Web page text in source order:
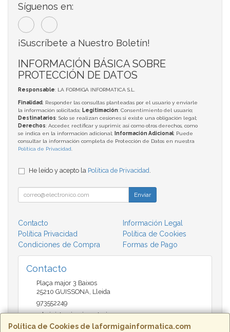
Política de Cookies de laformigainformatica.com
Síguenos en:
¡Suscríbete a Nuestro Boletín!
INFORMACIÓN BÁSICA SOBRE
PROTECCIÓN DE DATOS
Responsable: LA FORMIGA INFORMATICA S.L.
Finalidad: Responder las consultas planteadas por el usuario y enviarle
la información solicitada; Legitimación: Consentimiento del usuario;
Destinatarios: Solo se realizan cesiones si existe una obligación legal;
Derechos: Acceder, rectificar y suprimir, así como otros derechos, como
se indica en la información adicional;
Información Adicional: Puede
consultar la información completa de Protección de Datos en nuestra
Política de Privacidad
He leído y acepto la Política de Privacidad
Enviar
Contacto
Información Legal
Política Privacidad
Política de Cookies
Condiciones de Compra
Formas de Pago
Contacto
Plaça major 3 Baixos
25210 GUISSONA Lleida
973552249
administracio@insectari.com